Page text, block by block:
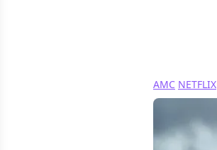
AMC NETFLIX